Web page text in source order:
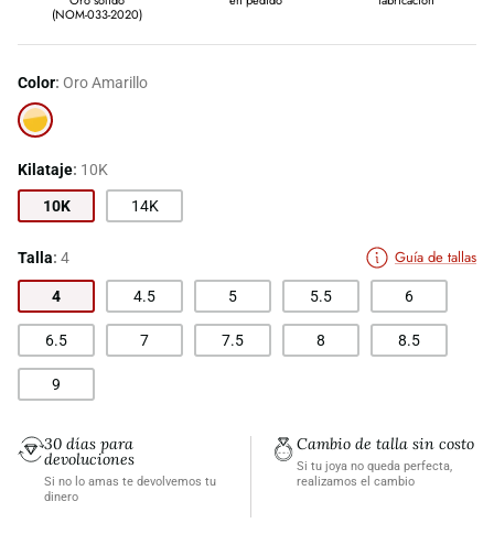
(NOM-033-2020)
Color Oro Amarillo
Oro
Amarillo
Kilataje 10K
10K 14K
Talla 4 Guía de tallas
4 4.5 5 5.5 6
6.5 7 7.5 8 8.5
9
30 días para
devoluciones
Si no lo amas te devolvemos tu
dinero
Cambio de talla sin costo
Si tu joya no queda perfecta,
realizamos el cambio